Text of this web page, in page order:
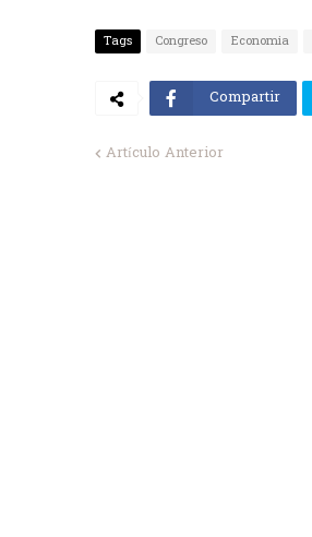
Tags Congreso Economia
Compartir
Artículo Anterior